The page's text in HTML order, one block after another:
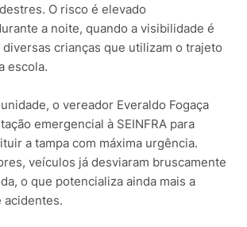
O risco é elevado
a noite, quando a visibilidade é
diversas crianças que utilizam o trajeto
escola.
o vereador Everaldo Fogaça
emergencial à SEINFRA para
a tampa com máxima urgência.
veículos já desviaram bruscamente
o que potencializa ainda mais a
acidentes.